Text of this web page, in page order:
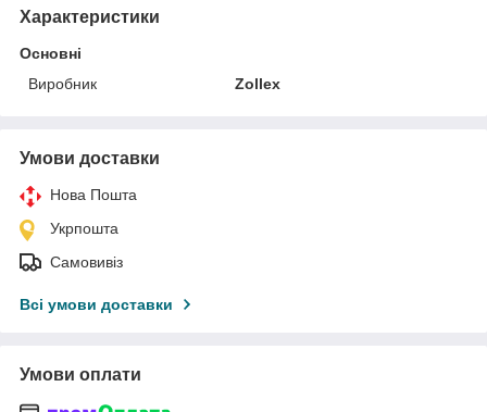
Характеристики
Основні
Виробник
Zollex
Умови доставки
Нова Пошта
Укрпошта
Самовивіз
Всі умови доставки
Умови оплати